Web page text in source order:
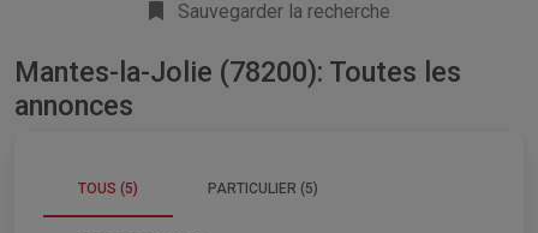
Sauvegarder la recherche
Mantes-la-Jolie (78200): Toutes les
annonces
TOUS (5) PARTICULIER (5)